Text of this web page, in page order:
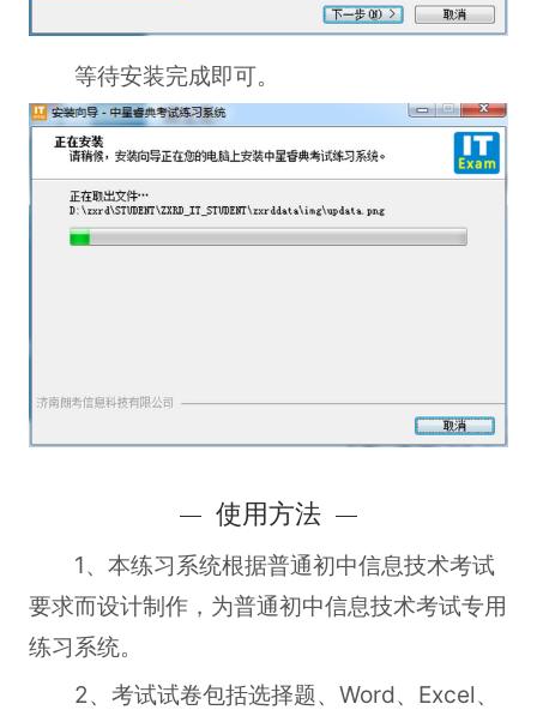
等待安装完成即可。
使用方法
1、本练习系统根据普通初中信息技术考试
要求而设计制作，为普通初中信息技术考试专用
练习系统。
2、考试试卷包括选择题、Word、Excel、